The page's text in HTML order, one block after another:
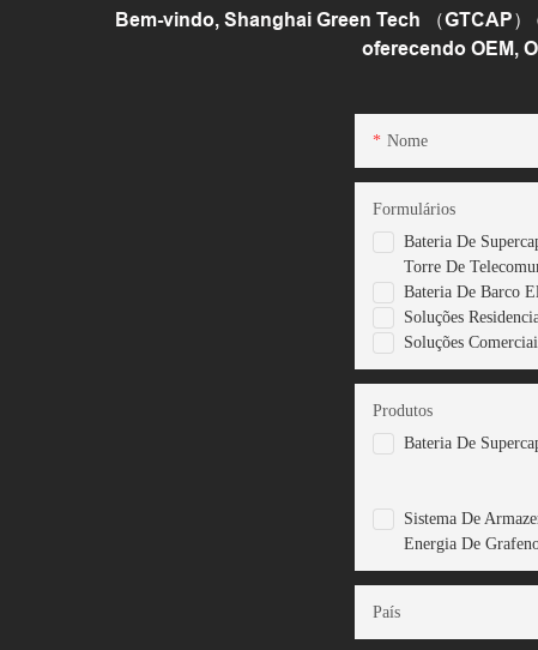
Bem-vindo, Shanghai Green Tech （GTCAP
oferecendo OEM,
Nome
Bateria De
Torre De
Bateria De Barco
Soluções
Soluções
Formulários
Bateria De
Sistema De
Energia De
Produtos
País